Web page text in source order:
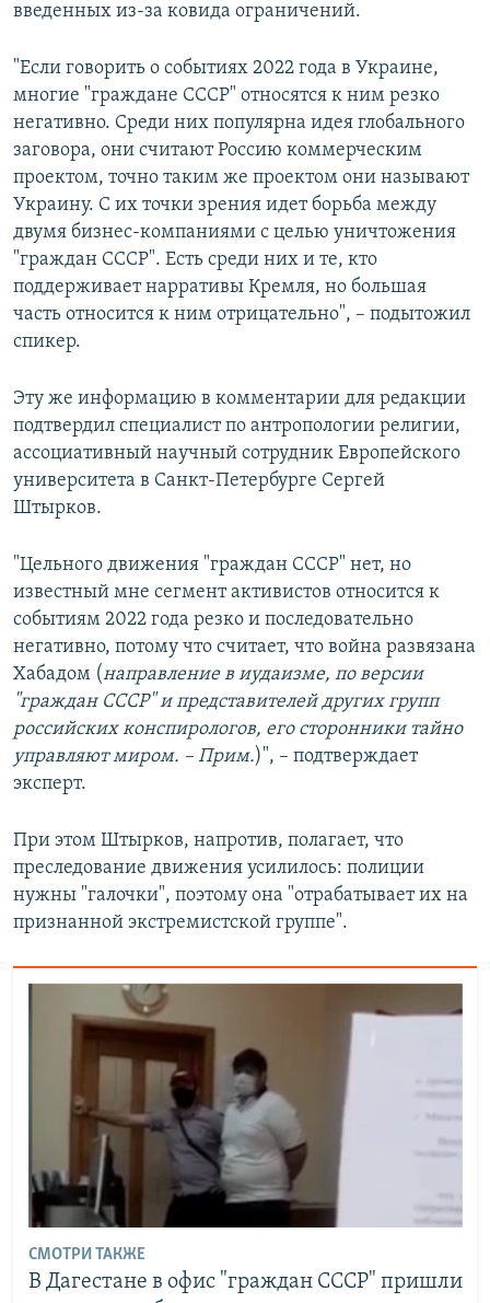
введенных из-за ковида ограничений.
"Если говорить о событиях 2022 года в Украине,
многие "граждане СССР" относятся к ним резко
негативно. Среди них популярна идея глобального
заговора, они считают Россию коммерческим
проектом, точно таким же проектом они называют
Украину. С их точки зрения идет борьба между
двумя бизнес-компаниями с целью уничтожения
"граждан СССР". Есть среди них и те, кто
поддерживает нарративы Кремля, но большая
часть относится к ним отрицательно", – подытожил
спикер.
Эту же информацию в комментарии для редакции
подтвердил специалист по антропологии религии,
ассоциативный научный сотрудник Европейского
университета в Санкт-Петербурге Сергей
Штырков.
"Цельного движения "граждан СССР" нет, но
известный мне сегмент активистов относится к
событиям 2022 года резко и последовательно
негативно, потому что считает, что война развязана
Хабадом (направление в иудаизме, по версии
"граждан СССР" и представителей других групп
российских конспирологов, его сторонники тайно
управляют миром. – Прим.)", – подтверждает
эксперт.
При этом Штырков, напротив, полагает, что
преследование движения усилилось: полиции
нужны "галочки", поэтому она "отрабатывает их на
признанной экстремистской группе".
СМОТРИ ТАКЖЕ
В Дагестане в офис "граждан СССР" пришли